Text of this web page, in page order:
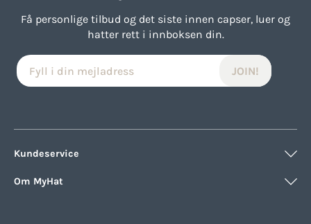
Få personlige tilbud og det siste innen capser, luer og
hatter rett i innboksen din.
Kundeservice
Om MyHat